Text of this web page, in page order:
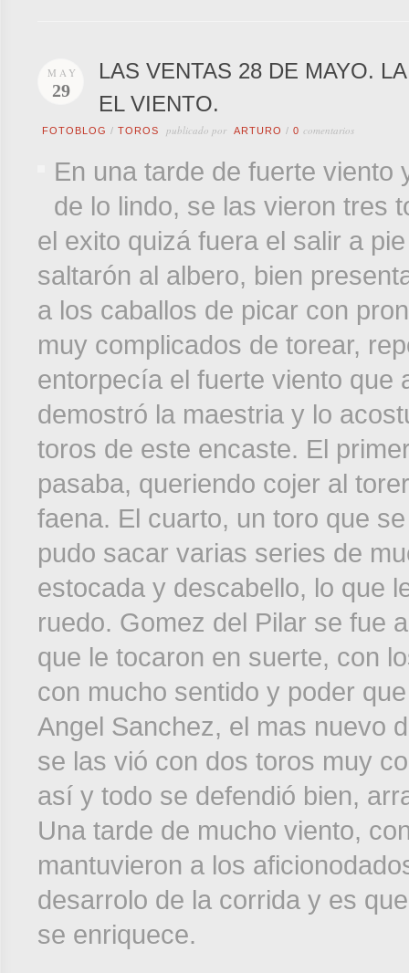
MAY
29
LAS VENTAS 28 DE MAYO.
EL VIENTO.
FOTOBLOG / TOROS publicado por ARTURO / 0 comentarios
En una tarde de fuerte
de lo lindo, se las vieron tres
el exito quizá fuera el salir a
saltarón al albero, bien
a los caballos de picar con
muy complicados de torear,
entorpecía el fuerte viento que
demostró la maestria y lo
toros de este encaste. El
pasaba, queriendo cojer al
faena. El cuarto, un toro que
pudo sacar varias series de
estocada y descabello, lo que
ruedo. Gomez del Pilar se fue
que le tocaron en suerte, con
con mucho sentido y poder
Angel Sanchez, el mas nuevo
se las vió con dos toros muy
así y todo se defendió bien,
Una tarde de mucho viento,
mantuvieron a los
desarrolo de la corrida y es
se enriquece.